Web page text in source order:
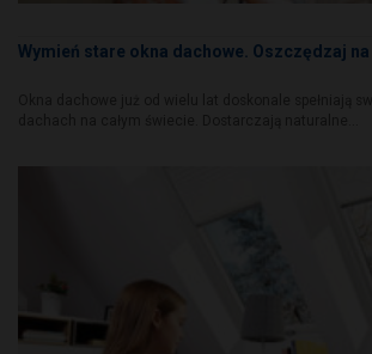
Wymień stare okna dachowe. Oszczędzaj